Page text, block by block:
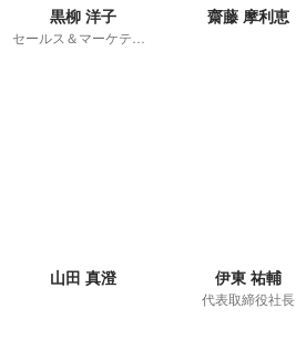
黒柳 洋子 齋藤 摩利恵
山田 真澄 伊東 祐輔
代表取締役社長